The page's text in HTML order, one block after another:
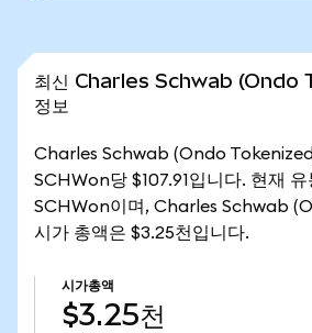
최신 Charles Schwab (Ondo
정보
Charles Schwab (Ondo
SCHWon당 $107.91입니다. 현재 유
SCHWon이며, Charles Schwab
시가 총액은 $3.25천입니다.
시가총액
$3.25천